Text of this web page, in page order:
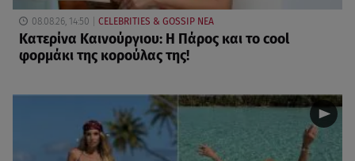
08.08.26, 14:50 CELEBRITIES & GOSSIP ΝΕΑ
Κατερίνα Καινούργιου: Η Πάρος και το cool
φορμάκι της κορούλας της!